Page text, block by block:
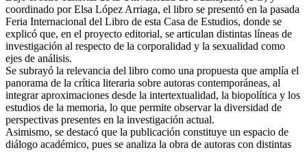
coordinado por Elsa López Arriaga, el libro se presentó en la pasada
Feria Internacional del Libro de esta Casa de Estudios, donde se
explicó que, en el proyecto editorial, se articulan distintas líneas de
investigación al respecto de la corporalidad y la sexualidad como
ejes de análisis.
Se subrayó la relevancia del libro como una propuesta que amplía el
panorama de la crítica literaria sobre autoras contemporáneas, al
integrar aproximaciones desde la intertextualidad, la biopolítica y los
estudios de la memoria, lo que permite observar la diversidad de
perspectivas presentes en la investigación actual.
Asimismo, se destacó que la publicación constituye un espacio de
diálogo académico, pues se analiza la obra de autoras con distintas